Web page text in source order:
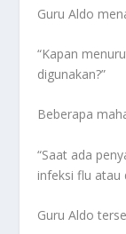
Guru Aldo
“Kapan
digunakan?”
Beberapa
“Saat ada
infeksi flu atau
Guru Aldo